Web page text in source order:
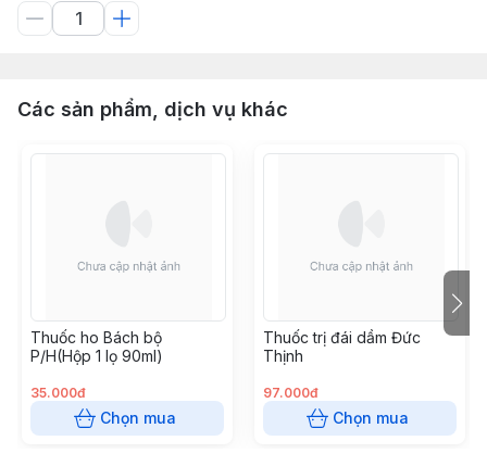
Các sản phẩm, dịch vụ khác
Thuốc ho Bách bộ
P/H(Hộp 1 lọ 90ml)
35.000đ
Chọn mua
Thuốc trị đái dầm Đức
Thịnh
97.000đ
Chọn mua